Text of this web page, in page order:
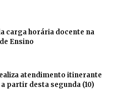
carga horária docente na
Ensino
atendimento itinerante
partir desta segunda (10)